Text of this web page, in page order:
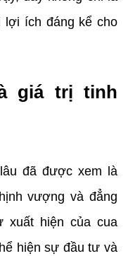
lợi ích đáng kể cho
giá trị tinh
đã được xem là
vượng và đẳng
xuất hiện của cua
hiện sự đầu tư và